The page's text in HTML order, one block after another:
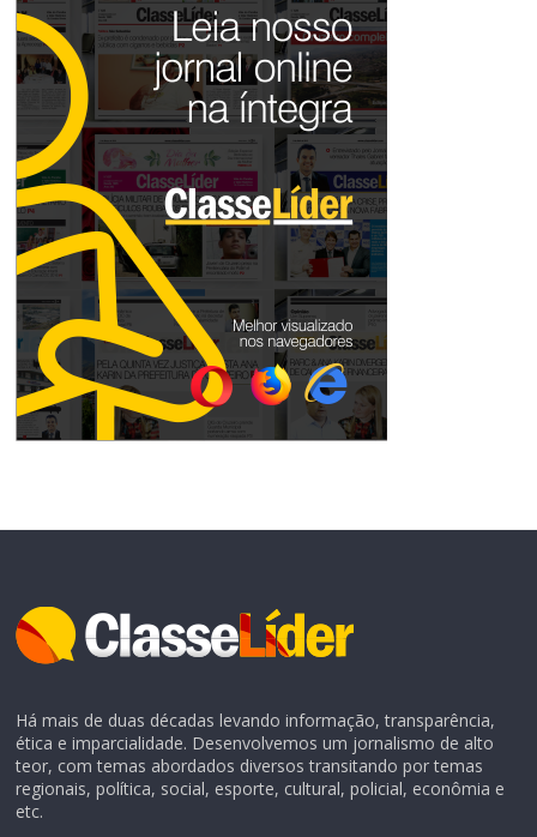
Há mais de duas décadas levando informação, transparência,
ética e imparcialidade. Desenvolvemos um jornalismo de alto
teor, com temas abordados diversos transitando por temas
regionais, política, social, esporte, cultural, policial, econômia e
etc.